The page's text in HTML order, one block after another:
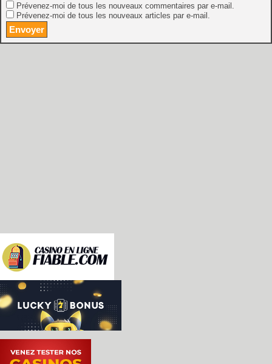
Prévenez-moi de tous les nouveaux commentaires par e-mail.
Prévenez-moi de tous les nouveaux articles par e-mail.